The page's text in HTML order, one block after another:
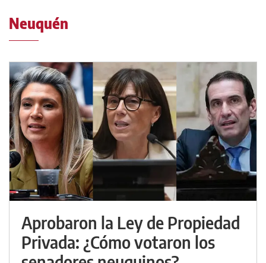
Neuquén
Aprobaron la Ley de Propiedad
Privada: ¿Cómo votaron los